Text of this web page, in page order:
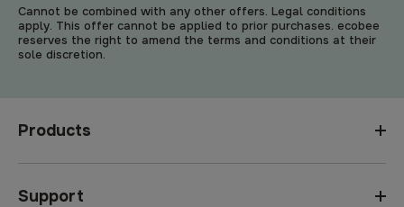
Cannot be combined with any other offers. Legal conditions
apply. This offer cannot be applied to prior purchases. ecobee
reserves the right to amend the terms and conditions at their
sole discretion.
Products
Support